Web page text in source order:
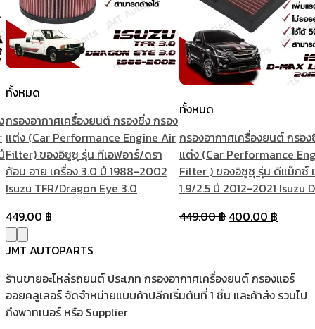
ทั้งหมด
กรองอากาศเครื่องยนต์ กรองซิ่ง กรอง
แต่ง (Car Performance Engine Air
Filter) ของอิซูซุ รุ่น ทีเอฟอาร์/ดรา
ก้อน อาย เครื่อง 3.0 ปี 1988-2002
Isuzu TFR/Dragon Eye 3.0
449.00 ฿
ทั้งหมด
กรองอากาศเครื่องยนต์ กรอ
แต่ง (Car Performance
Filter ) ของอิซูซุ รุ่น ดีแม็กซ์
1.9/2.5 ปี 2012-2021 Isuzu
449.00฿ Original
400.00 ฿Current
JMT AUTOPARTS
ร้านขายอะไหล่รถยนต์ ประเภท กรองอากาศเครื่องยนต์ กรองแอร์
ออยคลูเลอร์ จัดจำหน่ายแบบค้าปลีกเริ่มต้นที่ 1 ชิ้น และค้าส่ง รวมไป
ถึงพาทเนอร์ หรือ Supplier